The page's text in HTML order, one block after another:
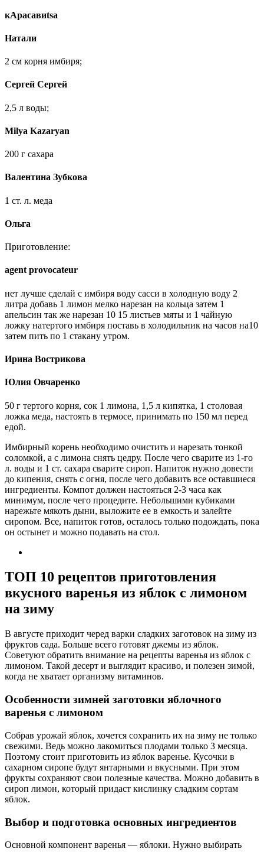
кАрасавиtsa
Натали
​2 см корня имбиря;​
Сергей Сергей
​2,5 л воды;​
Milya Kazaryan
​200 г сахара​
Валентина Зубкова
​1 ст. л. меда​
Ольга
​Приготовление:​
agent provocateur
​нет лучше сделай с имбиря воду сасси в холодную воду 2
литра добавь 1 лимон мелко нарезан на кольца затем 1
апельсин так же нарезан 10 15 листьев мяты и 1 чайную
ложку натертого имбиря поставь в холодильник на часов на10
затем пить по 1 стакану утром.​
Ирина Вострикова
Юлия Овчаренко
​50 г тертого корня, сок 1 лимона, 1,5 л кипятка, 1 столовая
ложка меда, настоять в термосе, принимать по 150 мл перед
едой.​
​Имбирный корень необходимо очистить и нарезать тонкой
соломкой, а с лимона снять цедру. После чего сварите из 1-го
л. воды и 1 ст. сахара сварите сироп. Напиток нужно довести
до кипения, снять с огня, после чего добавить все оставшиеся
ингредиенты. Компот должен настояться 2-3 часа как
минимум, после чего процедите. Небольшими кубиками
нарежьте мякоть дыни, выложите ее в емкость и залейте
сиропом. Все, напиток готов, осталось только подождать, пока
он остынет и можно подавать на стол.​
ТОП 10 рецептов приготовления
вкусного варенья из яблок с лимоном
на зиму
В августе приходит черед варки сладких заготовок на зиму из
фруктов сада. Больше всего готовят джемы из яблок.
Советуют обратить внимание на рецепты варенья из яблок с
лимоном. Такой десерт и выглядит красиво, и полезен зимой,
когда не хватает организму витаминов.
Особенности зимней заготовки яблочного
варенья с лимоном
Собрав урожай яблок, хочется сохранить их на зиму не только
свежими. Ведь можно лакомиться плодами только 3 месяца.
Поэтому стоит приготовить из яблок варенье. Кусочки в
сахарном сиропе будут янтарными и вкусными. При этом
фрукты сохраняют свои полезные качества. Можно добавить в
сироп лимон, который придаст кислинку сладким сортам
яблок.
Выбор и подготовка основных ингредиентов
Основной компонент варенья — яблоки. Нужно выбирать